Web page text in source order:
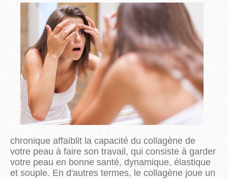
chronique affaiblit la capacité du collagène de
votre peau à faire son travail, qui consiste à garder
votre peau en bonne santé, dynamique, élastique
et souple. En d'autres termes, le collagène joue un